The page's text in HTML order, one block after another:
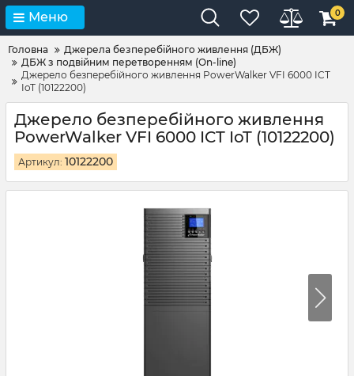
Меню 0
Головна
Джерела безперебійного живлення (ДБЖ)
ДБЖ з подвійним перетворенням (On-line)
Джерело безперебійного живлення PowerWalker VFI 6000 ICT
IoT (10122200)
Джерело безперебійного живлення
PowerWalker VFI 6000 ICT IoT (10122200)
Артикул: 10122200